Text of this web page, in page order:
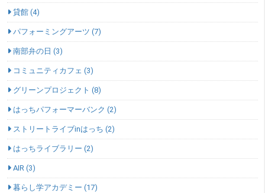
貸館 (4)
パフォーミングアーツ (7)
南部弁の日 (3)
コミュニティカフェ (3)
グリーンプロジェクト (8)
はっちパフォーマーバンク (2)
ストリートライブinはっち (2)
はっちライブラリー (2)
AIR (3)
暮らし学アカデミー (17)